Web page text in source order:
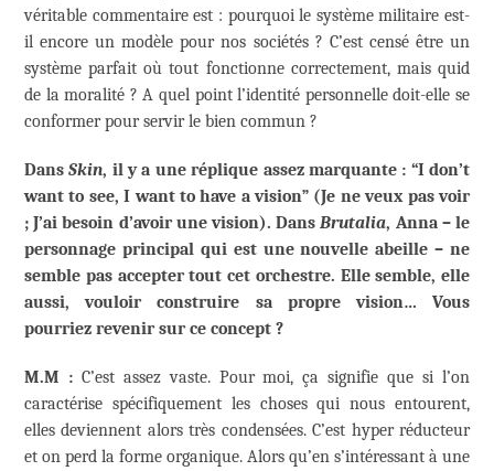
véritable commentaire est : pourquoi le système militaire est-
il encore un modèle pour nos sociétés ? C’est censé être un
système parfait où tout fonctionne correctement, mais quid
de la moralité ? A quel point l’identité personnelle doit-elle se
conformer pour servir le bien commun ?
DansSkin, il y a une réplique assez marquante : “I don’t
want to see, I want to have a vision” (Je ne veux pas voir
; J’ai besoin d’avoir une vision). Dans Brutalia, Anna – le
personnage principal qui est une nouvelle abeille – ne
semble pas accepter tout cet orchestre. Elle semble, elle
aussi, vouloir construire sa propre vision… Vous
pourriez revenir sur ce concept ?
M.M :C’est assez vaste. Pour moi, ça signifie que si l’on
caractérise spécifiquement les choses qui nous entourent,
elles deviennent alors très condensées. C’est hyper réducteur
et on perd la forme organique. Alors qu’en s’intéressant à une